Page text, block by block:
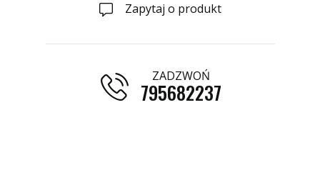
Zapytaj o produkt
ZADZWOŃ
795682237